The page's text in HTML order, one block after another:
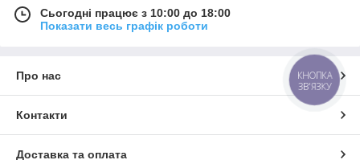
Сьогодні працює з 10:00 до 18:00
Показати весь графік роботи
Про нас
Контакти
Доставка та оплата
КНОПКА
ЗВ'ЯЗКУ